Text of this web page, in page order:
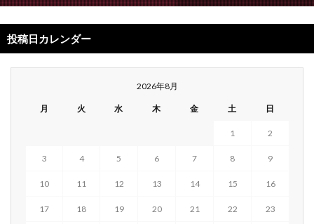
投稿日カレンダー
2026年8月
月 火 水 木 金 土 日
1 2
3 4 5 6 7 8 9
10 11 12 13 14 15 16
17 18 19 20 21 22 23